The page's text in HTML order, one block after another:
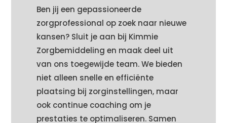
Ben jij een gepassioneerde
zorgprofessional op zoek naar nieuwe
kansen? Sluit je aan bij Kimmie
Zorgbemiddeling en maak deel uit
van ons toegewijde team. We bieden
niet alleen snelle en efficiënte
plaatsing bij zorginstellingen, maar
ook continue coaching om je
prestaties te optimaliseren. Samen